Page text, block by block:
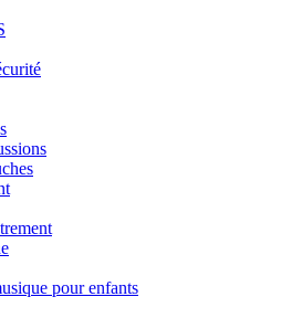
pour enfants